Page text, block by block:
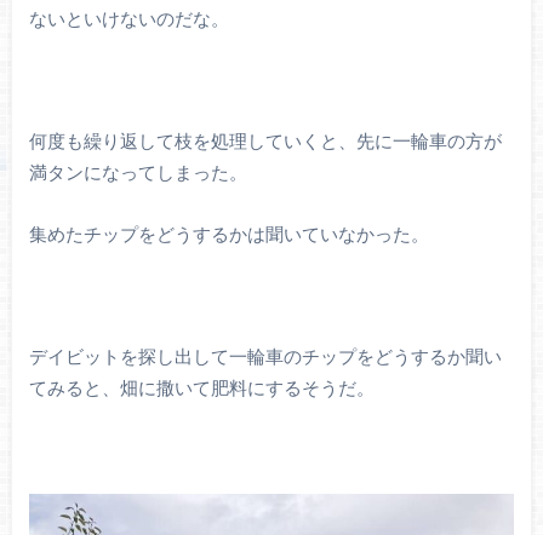
ないといけないのだな。
何度も繰り返して枝を処理していくと、先に一輪車の方が
満タンになってしまった。
集めたチップをどうするかは聞いていなかった。
デイビットを探し出して一輪車のチップをどうするか聞い
てみると、畑に撒いて肥料にするそうだ。